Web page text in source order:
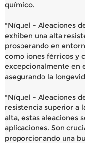
químico.
*Níquel - Aleaciones
exhiben una alta
prosperando en
como iones férricos y
excepcionalmente en
asegurando la
*Níquel - Aleaciones
resistencia superior a
alta, estas aleaciones
aplicaciones. Son
proporcionando una